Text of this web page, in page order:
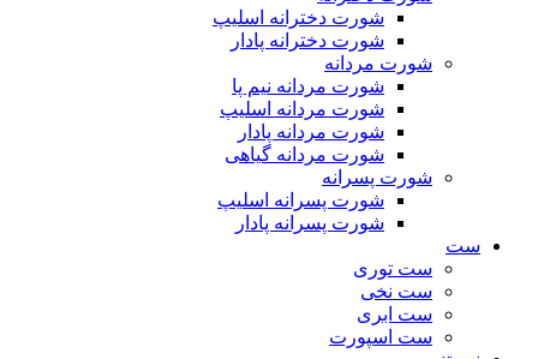
شورت دخترانه اسلیپ
شورت دخترانه پادار
شورت مردانه
شورت مردانه نیم پا
شورت مردانه اسلیپ
شورت مردانه پادار
شورت مردانه گیاهی
شورت پسرانه
شورت پسرانه اسلیپ
شورت پسرانه پادار
ست
ست توری
ست نخی
ست ابری
ست اسپورت